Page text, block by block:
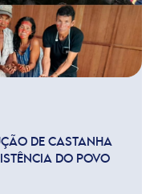
DE CASTANHA
DO POVO